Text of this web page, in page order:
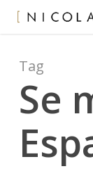
content
Tag
Se